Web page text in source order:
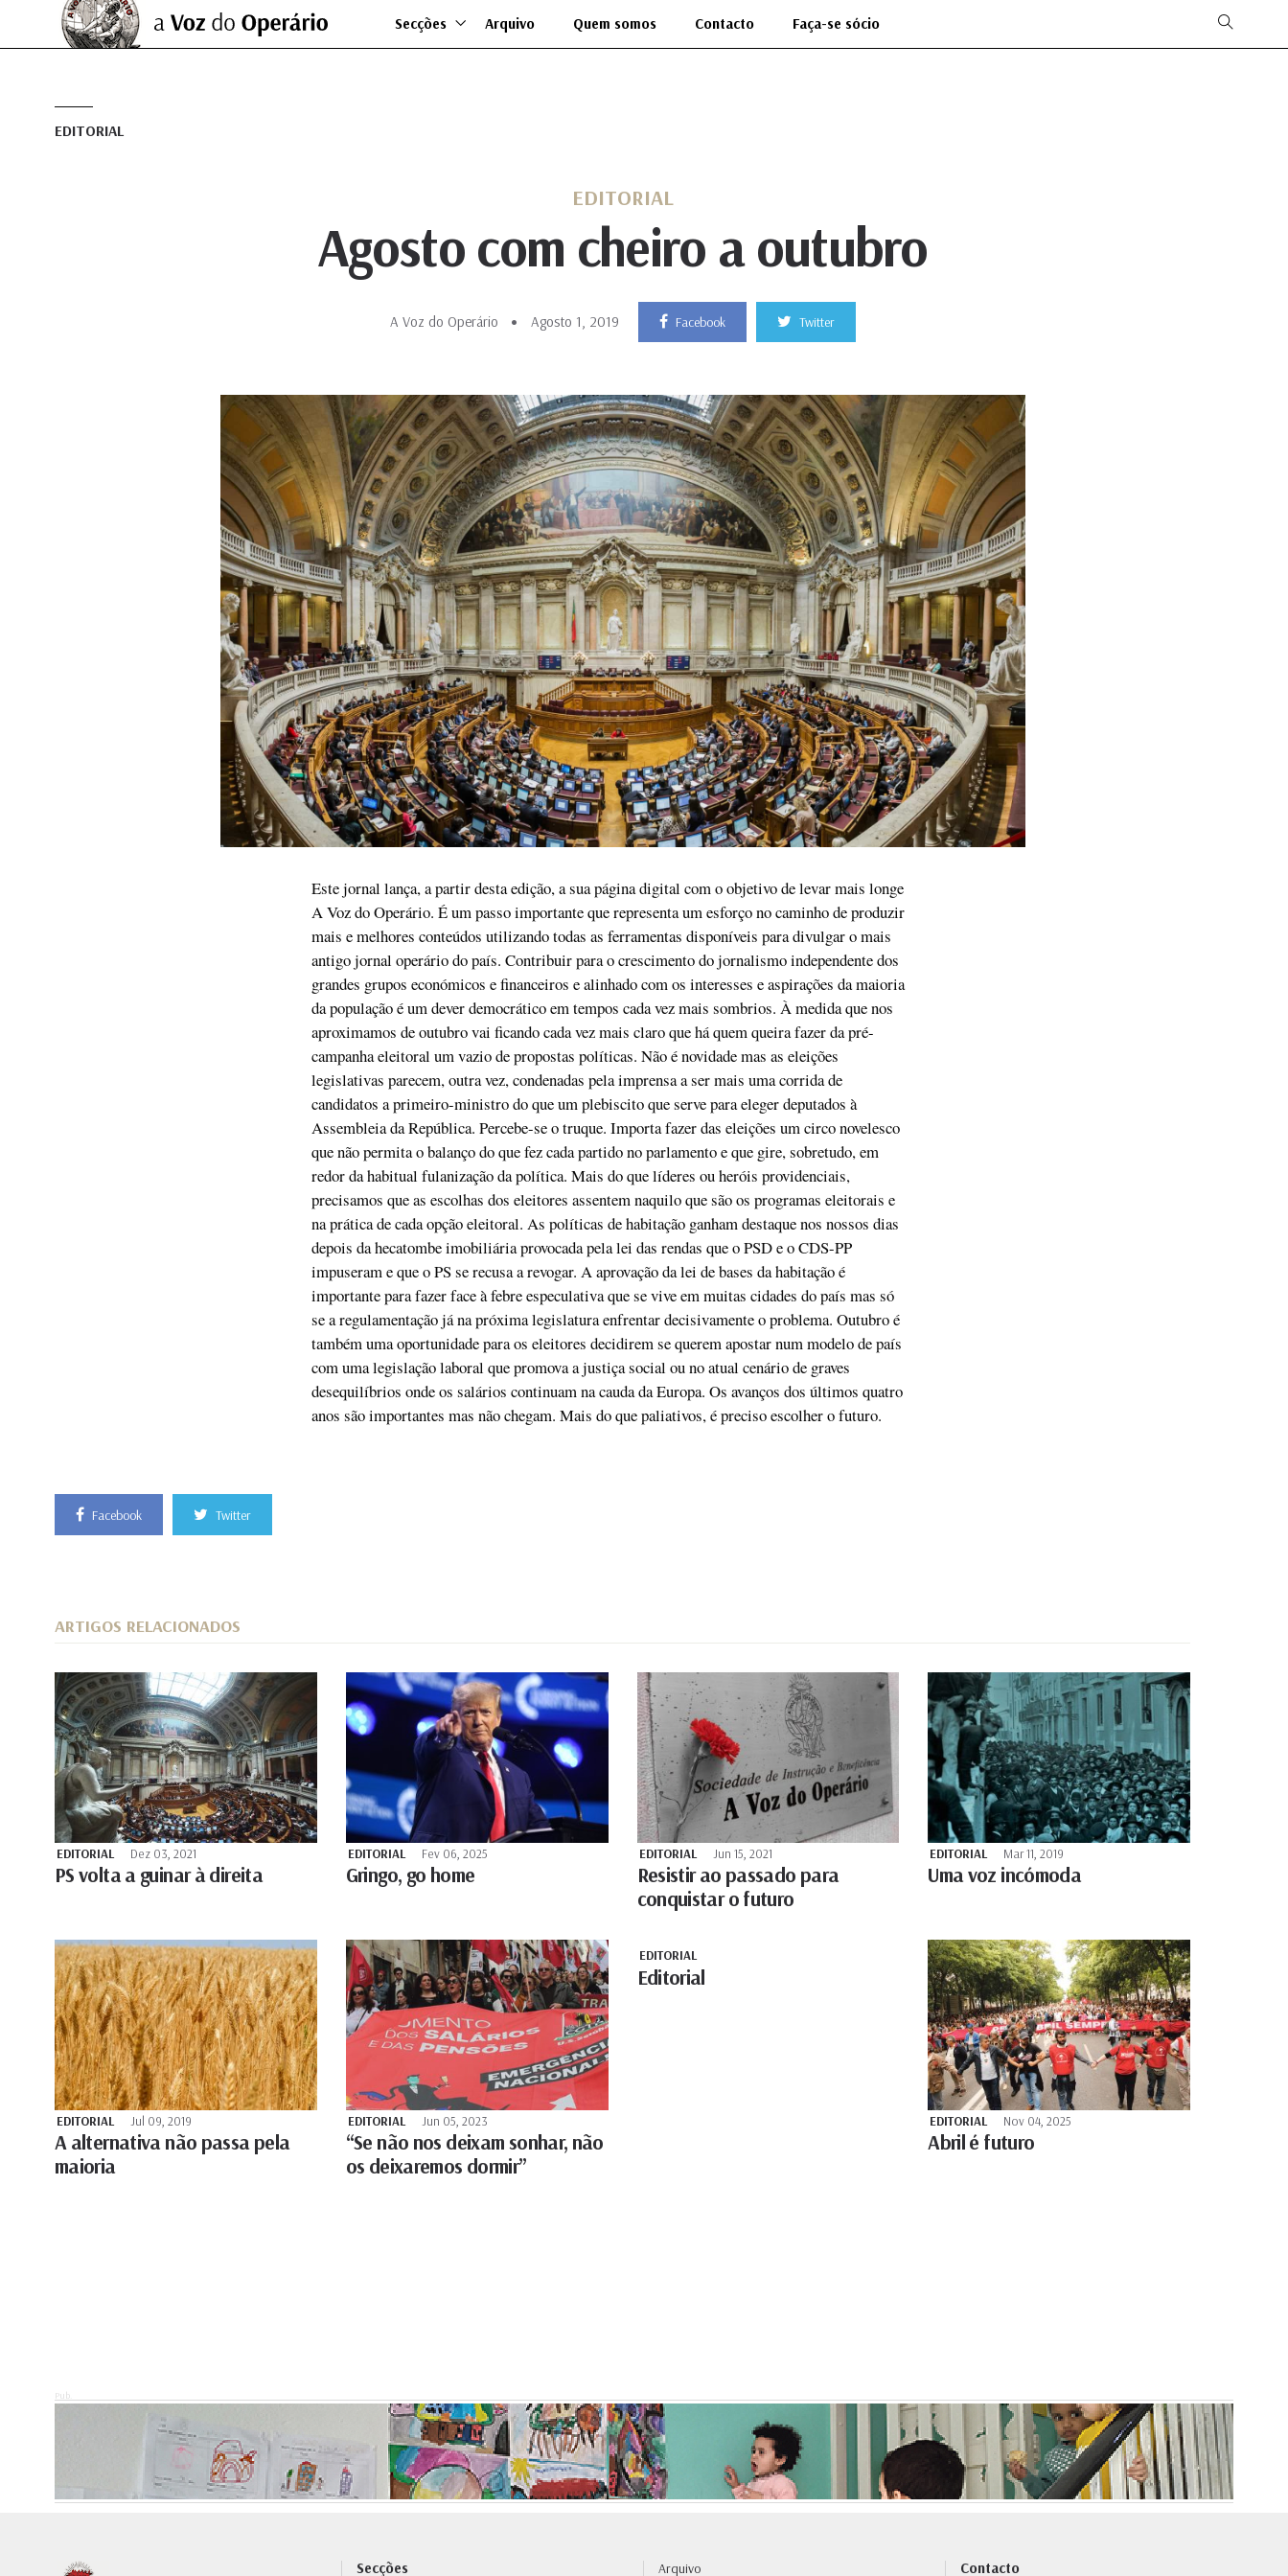
Secções Arquivo Quem somos Contacto Faça-se sócio
EDITORIAL
EDITORIAL
Agosto com cheiro a outubro
A Voz do Operário Agosto 1, 2019 Facebook Twitter
Este jornal lança, a partir desta edição, a sua página digital com o objetivo de levar mais longe
A Voz do Operário. É um passo importante que representa um esforço no caminho de produzir
mais e melhores conteúdos utilizando todas as ferramentas disponíveis para divulgar o mais
antigo jornal operário do país. Contribuir para o crescimento do jornalismo independente dos
grandes grupos económicos e financeiros e alinhado com os interesses e aspirações da maioria
da população é um dever democrático em tempos cada vez mais sombrios. À medida que nos
aproximamos de outubro vai ficando cada vez mais claro que há quem queira fazer da pré-
campanha eleitoral um vazio de propostas políticas. Não é novidade mas as eleições
legislativas parecem, outra vez, condenadas pela imprensa a ser mais uma corrida de
candidatos a primeiro-ministro do que um plebiscito que serve para eleger deputados à
Assembleia da República. Percebe-se o truque. Importa fazer das eleições um circo novelesco
que não permita o balanço do que fez cada partido no parlamento e que gire, sobretudo, em
redor da habitual fulanização da política. Mais do que líderes ou heróis providenciais,
precisamos que as escolhas dos eleitores assentem naquilo que são os programas eleitorais e
na prática de cada opção eleitoral. As políticas de habitação ganham destaque nos nossos dias
depois da hecatombe imobiliária provocada pela lei das rendas que o PSD e o CDS-PP
impuseram e que o PS se recusa a revogar. A aprovação da lei de bases da habitação é
importante para fazer face à febre especulativa que se vive em muitas cidades do país mas só
se a regulamentação já na próxima legislatura enfrentar decisivamente o problema. Outubro é
também uma oportunidade para os eleitores decidirem se querem apostar num modelo de país
com uma legislação laboral que promova a justiça social ou no atual cenário de graves
desequilíbrios onde os salários continuam na cauda da Europa. Os avanços dos últimos quatro
anos são importantes mas não chegam. Mais do que paliativos, é preciso escolher o futuro.
Facebook Twitter
ARTIGOS RELACIONADOS
EDITORIAL Dez 03, 2021
PS volta a guinar à direita
EDITORIAL Fev 06, 2025
Gringo, go home
EDITORIAL Jun 15, 2021
Resistir ao passado para
conquistar o futuro
EDITORIAL Mar 11, 2019
Uma voz incómoda
EDITORIAL Jul 09, 2019
A alternativa não passa pela
maioria
EDITORIAL Jun 05, 2023
“Se não nos deixam sonhar, não
os deixaremos dormir”
EDITORIAL
Editorial
EDITORIAL Nov 04, 2025
Abril é futuro
Pub.
Secções Arquivo Contacto